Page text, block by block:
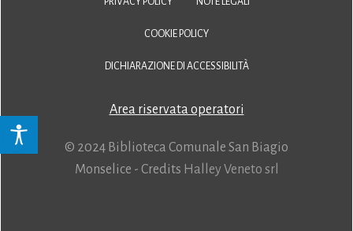
COOKIE POLICY
DICHIARAZIONE DI ACCESSIBILITÀ
Area riservata operatori
© 2024 Biblioteca Comunale San Biagio
Monselice - Credits Halley Veneto srl